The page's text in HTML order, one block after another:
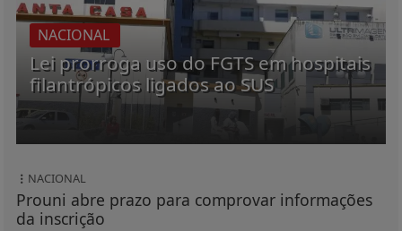
NACIONAL
Lei prorroga uso do FGTS em hospitais
filantrópicos ligados ao SUS
NACIONAL
Prouni abre prazo para comprovar informações
da inscrição